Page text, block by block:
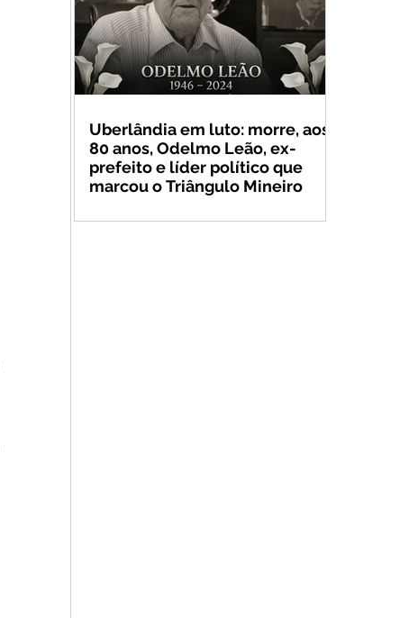
Uberlândia em luto: morre, aos
80 anos, Odelmo Leão, ex-
prefeito e líder político que
marcou o Triângulo Mineiro